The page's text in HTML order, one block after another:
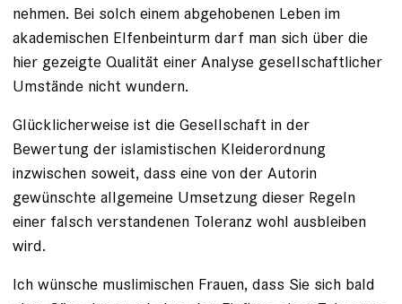
nehmen. Bei solch einem abgehobenen Leben im
akademischen Elfenbeinturm darf man sich über die
hier gezeigte Qualität einer Analyse gesellschaftlicher
Umstände nicht wundern.
Glücklicherweise ist die Gesellschaft in der
Bewertung der islamistischen Kleiderordnung
inzwischen soweit, dass eine von der Autorin
gewünschte allgemeine Umsetzung dieser Regeln
einer falsch verstandenen Toleranz wohl ausbleiben
wird.
Ich wünsche muslimischen Frauen, dass Sie sich bald